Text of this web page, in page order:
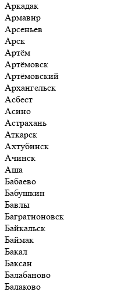
Аркадак
Армавир
Арсеньев
Арск
Артём
Артёмовск
Артёмовский
Архангельск
Асбест
Асино
Астрахань
Аткарск
Ахтубинск
Ачинск
Аша
Бабаево
Бабушкин
Бавлы
Багратионовск
Байкальск
Баймак
Бакал
Баксан
Балабаново
Балаково